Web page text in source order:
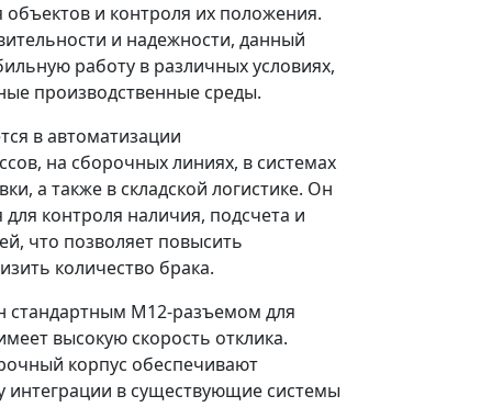
и контроля их положения.
и надежности, данный
работу в различных условиях,
производственные среды.
в автоматизации
на сборочных линиях, в системах
а также в складской логистике. Он
контроля наличия, подсчета и
что позволяет повысить
количество брака.
стандартным M12-разъемом для
высокую скорость отклика.
корпус обеспечивают
интеграции в существующие системы